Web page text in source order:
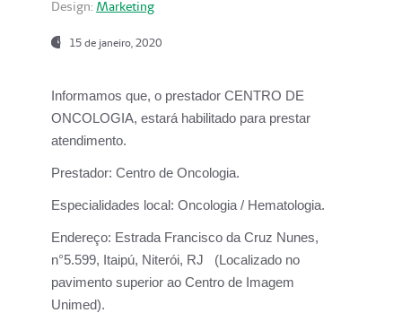
Design: Marketing
15 de janeiro, 2020
Informamos que, o prestador CENTRO DE
ONCOLOGIA, estará habilitado para prestar
atendimento.
Prestador: Centro de Oncologia.
Especialidades local: Oncologia / Hematologia.
Endereço: Estrada Francisco da Cruz Nunes,
n°5.599, Itaipú, Niterói, RJ (Localizado no
pavimento superior ao Centro de Imagem
Unimed).